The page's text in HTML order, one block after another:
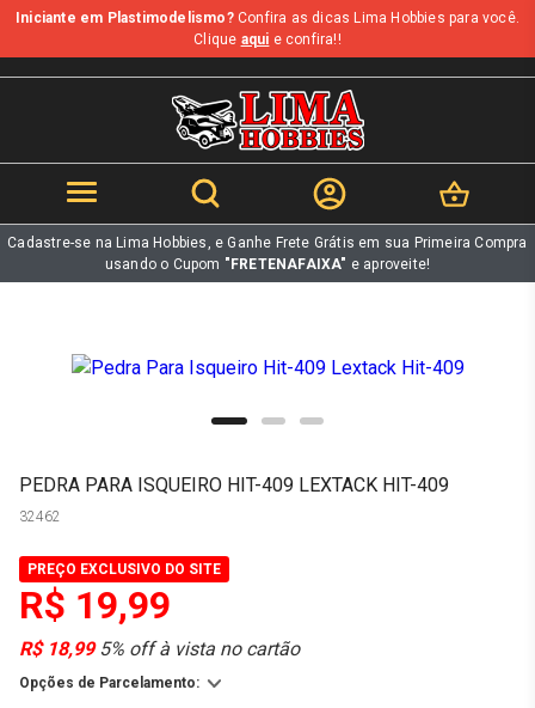
b
Iniciante em Plastimodelismo?Confira as dicas Lima Hobbies para você.
Clique aqui e confira!!
Cadastre-se na Lima Hobbies, e Ganhe Frete Grátis em sua Primeira Compra
usando o Cupom "FRETENAFAIXA" e aproveite!
PEDRA PARA ISQUEIRO HIT-409 LEXTACK HIT-409
32462
PREÇO EXCLUSIVO DO SITE
R$ 19,99
R$ 18,995% off à vista no cartão
Opções de Parcelamento: